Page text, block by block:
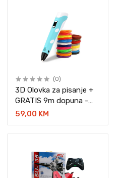
(0)
3D Olovka za pisanje +
GRATIS 9m dopuna -
ALPHA
59,00 KM